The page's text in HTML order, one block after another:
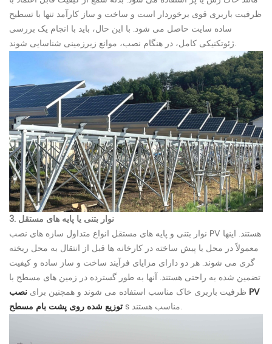
ظرفیت باربری قوی برخوردار است و ساخت و ساز کارآمد تنها با تسطیح
ساده سایت حاصل می شود. با این حال، باید با انجام یک بررسی
ژئوتکنیکی کامل، در هنگام نصب، موانع زیرزمینی شناسایی شوند.
3. نوار بتنی یا پایه های مستقل
نوار بتنی و پایه های مستقل انواع متداول سازه های نصب PV هستند. اینها
معمولاً در محل یا پیش ساخته در کارخانه ها قبل از انتقال به محل ریخته
گری می شوند. هر دو دارای مزایای فرآیند ساخت و ساز ساده و کیفیت
تضمین شده به راحتی هستند. آنها به طور گسترده در زمین های مسطح با
ظرفیت باربری خاک مناسب استفاده می شوند و همچنین برای نصب PV
s مناسب هستند.